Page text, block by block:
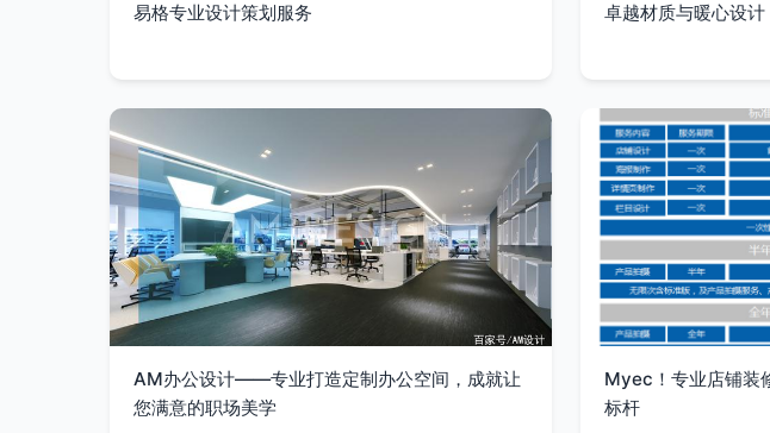
易格专业设计策划服务 卓越材质与暖心设
AM办公设计——专业打造定制办公空间，成就让
您满意的职场美学
Myec！专业店铺装
标杆